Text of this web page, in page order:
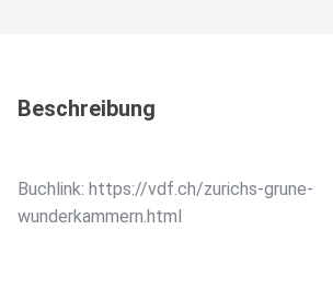
Beschreibung
Buchlink: https://vdf.ch/zurichs-grune-
wunderkammern.html